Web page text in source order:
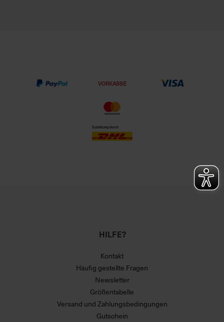
VORKASSE
HILFE?
Kontakt
Häufig gestellte Fragen
Newsletter
Größentabelle
Versand und Zahlungsbedingungen
Gutschein